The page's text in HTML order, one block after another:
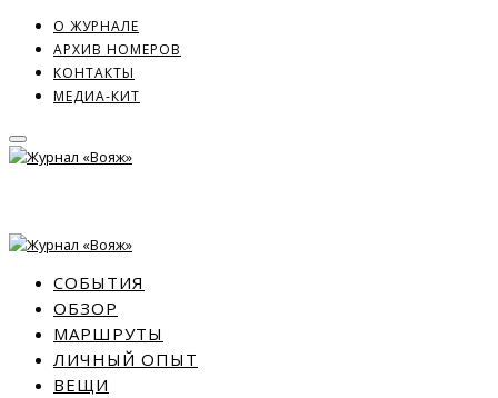
О ЖУРНАЛЕ
АРХИВ НОМЕРОВ
КОНТАКТЫ
МЕДИА-КИТ
СОБЫТИЯ
ОБЗОР
МАРШРУТЫ
ЛИЧНЫЙ ОПЫТ
ВЕЩИ